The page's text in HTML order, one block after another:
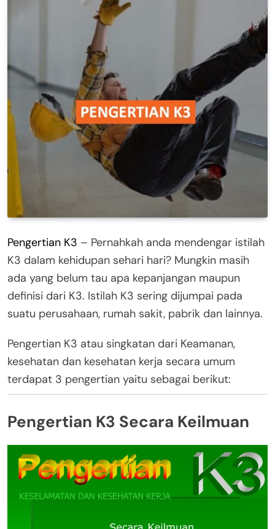
Pengertian K3 – Pernahkah anda mendengar istilah
K3 dalam kehidupan sehari hari? Mungkin masih
ada yang belum tau apa kepanjangan maupun
definisi dari K3. Istilah K3 sering dijumpai pada
suatu perusahaan, rumah sakit, pabrik dan lainnya.
Pengertian K3 atau singkatan dari Keamanan,
kesehatan dan kesehatan kerja secara umum
terdapat 3 pengertian yaitu sebagai berikut:
Pengertian K3 Secara Keilmuan